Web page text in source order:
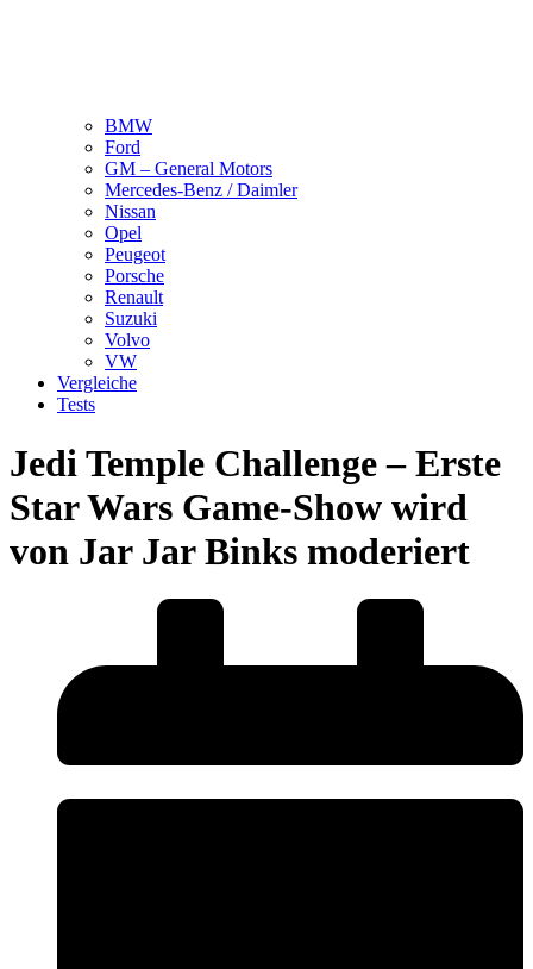
BMW
Ford
GM – General Motors
Mercedes-Benz / Daimler
Nissan
Opel
Peugeot
Porsche
Renault
Suzuki
Volvo
VW
Vergleiche
Tests
Jedi Temple Challenge – Erste
Star Wars Game-Show wird
von Jar Jar Binks moderiert